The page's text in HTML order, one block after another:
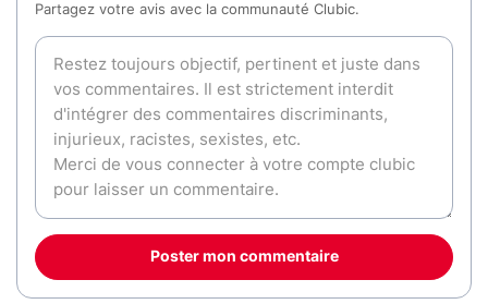
Partagez votre avis avec la communauté Clubic.
Poster mon commentaire